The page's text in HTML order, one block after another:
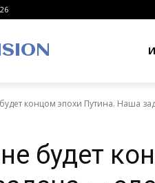
концом эпохи Путина. Наша
будет